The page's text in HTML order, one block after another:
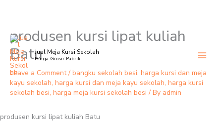
Skip
content
Jual Meja Kursi Sekolah
Harga Grosir Pabrik
produsen kursi lipat kuliah
Batu
Leave a Comment / bangku sekolah besi, harga kursi dan meja
kayu sekolah, harga kursi dan meja kayu sekolah, harga kursi
sekolah besi, harga meja kursi sekolah besi / By admin
produsen kursi lipat kuliah Batu